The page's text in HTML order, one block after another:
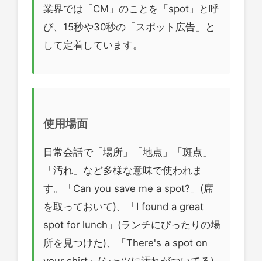
業界では「CM」のことを「spot」と呼
び、15秒や30秒の「スポット広告」と
して定着しています。
使用場面
日常会話で「場所」「地点」「斑点」
「汚れ」など多様な意味で使われま
す。「Can you save me a spot?」(席
を取っておいて)、「I found a great
spot for lunch」(ランチにぴったりの場
所を見つけた)、「There's a spot on